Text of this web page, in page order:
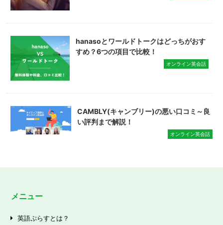
hanasoとワールドトークはどっちがおす
すめ？6つの項目で比較！
オンライン英会話
CAMBLY(キャンブリー)の悪い口コミ～良
い評判まで解説！
オンライン英会話
メニュー
英語ぷらすとは？